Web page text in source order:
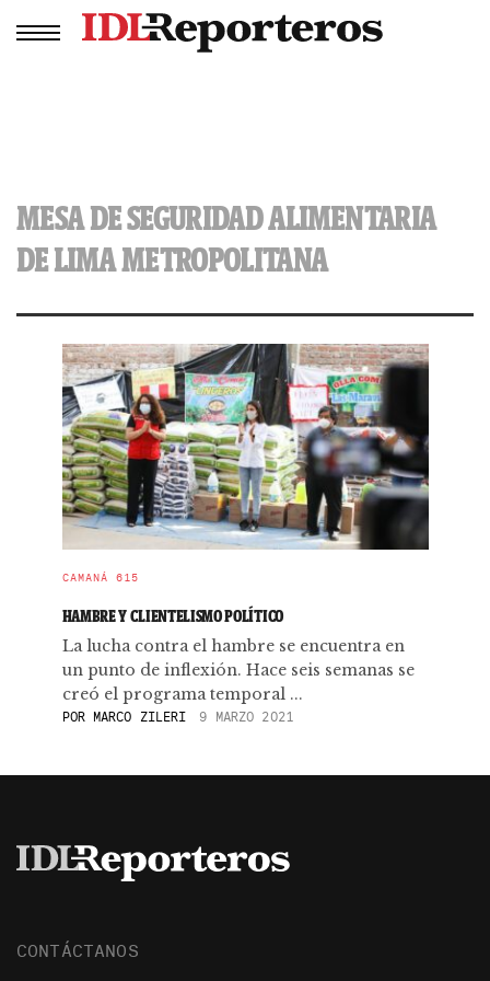
MESA DE SEGURIDAD ALIMENTARIA
DE LIMA METROPOLITANA
CAMANÁ 615
HAMBRE Y CLIENTELISMO POLÍTICO
La lucha contra el hambre se encuentra en
un punto de inflexión. Hace seis semanas se
creó el programa temporal ...
PORMARCO ZILERI 9 MARZO 2021
CONTÁCTANOS